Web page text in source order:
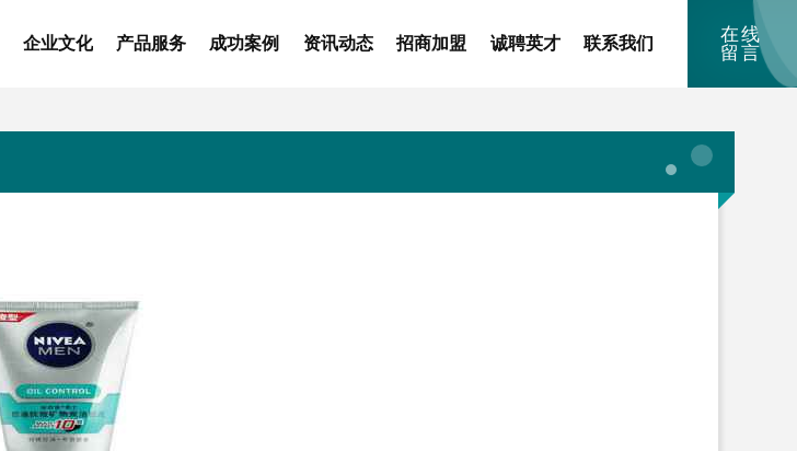
企业文化 产品服务 成功案例 资讯动态 招商加盟 诚聘英才 联系我们
在线
留言